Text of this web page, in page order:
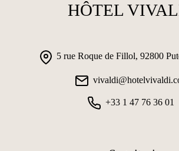
HÔTEL
5 rue Roque de Fillol, 92800
+33 1 47 76 36 01